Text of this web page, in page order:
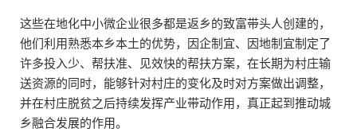
这些在地化中小微企业很多都是返乡的致富带头人创建的，
他们利用熟悉本乡本土的优势，因企制宜、因地制宜制定了
许多投入少、帮扶准、见效快的帮扶方案，在长期为村庄输
送资源的同时，能够针对村庄的变化及时对方案做出调整，
并在村庄脱贫之后持续发挥产业带动作用，真正起到推动城
乡融合发展的作用。